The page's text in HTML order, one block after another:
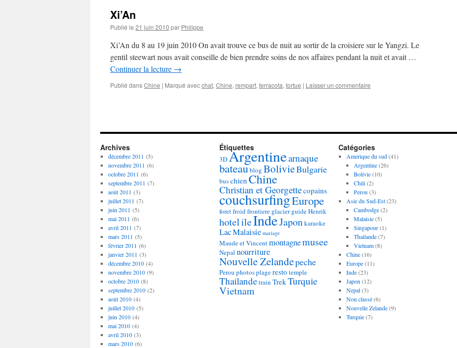
Xi’An
Publié le 21 juin 2010 par Philippe
Xi’An du 8 au 19 juin 2010 On avait trouve ce bus de nuit au sortir de la croisiere sur le Yangzi. Le
gentil steewart nous avait conseille de bien prendre soins de nos affaires pendant la nuit et avait …
Continuer la lecture →
Publié dansChine | Marqué avecchat, Chine, rempart, terracota, tortue | Laisser un commentaire
Archives
décembre 2011 (5)
novembre 2011 (6)
octobre 2011 (6)
septembre 2011 (7)
août 2011 (3)
juillet 2011 (7)
juin 2011 (5)
mai 2011 (6)
avril 2011 (7)
mars 2011 (5)
février 2011 (6)
janvier 2011 (3)
décembre 2010(4)
novembre 2010(9)
octobre 2010(8)
septembre 2010(2)
août 2010(4)
juillet 2010(5)
juin 2010(4)
mai 2010(4)
avril 2010(3)
mars 2010(6)
Étiquettes
3DArgentinearnaque
bateaublog BolivieBulgarie
buschien Chine
Christian et Georgettecopains
couchsurfingEurope
foretfroidfrontiere glacier guideHenrik
hotelileIndeJaponkaraoke
LacMalaisie mariage
Maude et Vincentmontagnemusee
Nepal nourriture
Nouvelle Zelandepeche
Perou photosplageresto temple
Thailandetrain TrekTurquie
Vietnam
Catégories
Amerique du sud(41)
Argentine(26)
Bolivie(10)
Chili(2)
Perou (3)
Asie du Sud-Est(23)
Cambodge(2)
Malaisie(5)
Singapour(1)
Thailande(7)
Vietnam(8)
Chine(16)
Europe(11)
Inde(23)
Japon (12)
Nepal(3)
Non classé(6)
Nouvelle Zelande(9)
Turquie(7)